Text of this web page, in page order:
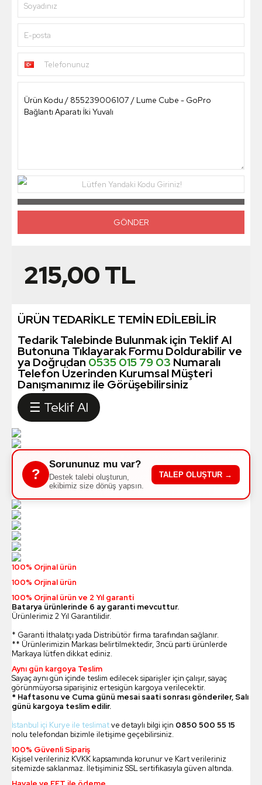
Soyadınız
E-posta
Telefonunuz
Lütfen Yandaki Kodu Giriniz!
215,00TL
ÜRÜN TEDARİKLE TEMİN EDİLEBİLİR
Tedarik Talebinde Bulunmak için Teklif Al
Butonuna Tıklayarak Formu Doldurabilir ve
ya Doğrudan 0535 015 79 03 Numaralı
Telefon Üzerinden Kurumsal Müşteri
Danışmanımız ile Görüşebilirsiniz
☰ Teklif Al
?
Sorununuz mu var?
Destek talebi oluşturun,
ekibimiz size dönüş yapsın.
TALEP OLUŞTUR →
100% Orjinal ürün
100% Orjinal ürün
100% Orjinal ürün ve 2 Yıl garanti
Batarya ürünlerinde 6 ay garanti mevcuttur.
Ürünlerimiz 2 Yıl Garantilidir.
* Garanti İthalatçı yada Distribütör firma tarafından sağlanır.
** Ürünlerimizin Markası belirtilmektedir, 3ncü parti ürünlerde
Markaya lütfen dikkat ediniz.
Aynı gün kargoya Teslim
Sayaç aynı gün içinde teslim edilecek siparişler için çalışır, sayaç
görünmüyorsa siparişiniz ertesigün kargoya verilecektir.
* Haftasonu ve Cuma günü mesai saati sonrası gönderiler, Salı
günü kargoya teslim edilir.
İstanbul içi Kurye ile teslimatve detaylı bilgi için 0850 500 55 15
nolu telefondan bizimle iletişime geçebilirsiniz.
100% Güvenli Sipariş
Kişisel verileriniz KVKK kapsamında korunur ve Kart verileriniz
sitemizde saklanmaz. İletişiminiz SSL sertifikasıyla güven altında.